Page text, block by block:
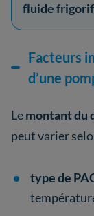
fluide
Facteurs
d’une
Lemontant du
peut varier
type de